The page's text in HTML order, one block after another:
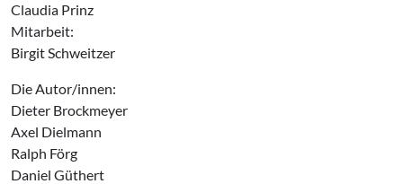
Claudia Prinz
Mitarbeit:
Birgit Schweitzer
Die Autor/innen:
Dieter Brockmeyer
Axel Dielmann
Ralph Förg
Daniel Güthert